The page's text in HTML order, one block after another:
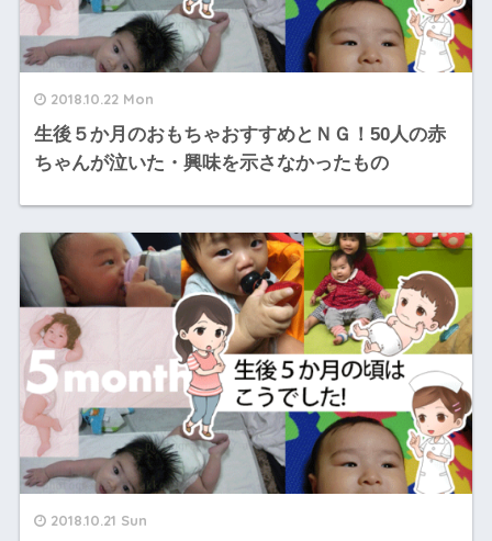
2018.10.22 Mon
生後５か月のおもちゃおすすめとＮＧ！50人の赤
ちゃんが泣いた・興味を示さなかったもの
2018.10.21 Sun